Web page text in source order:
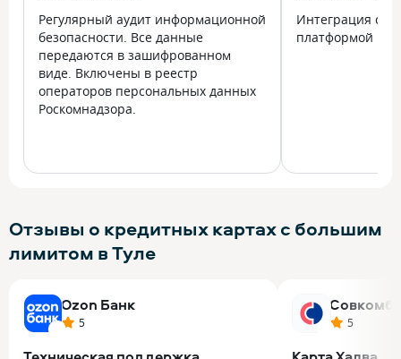
Регулярный аудит информационной
безопасности. Все данные
передаются в зашифрованном
виде. Включены в реестр
операторов персональных данных
Роскомнадзора.
Интеграция с
платформой
Отзывы о кредитных картах с большим
лимитом в Туле
Ozon Банк
5 5